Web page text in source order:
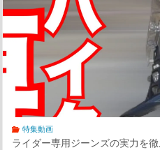
特集動画
ライダー専用ジーンズの実力を